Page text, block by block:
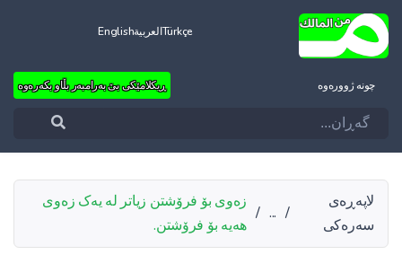
TürkçeالعربيةEnglish
چونه‌ ژووره‌وه‌ ڕیکلامێکی بێ بەرامبەر بڵاو بکەرەوە
لاپەڕەی
سەرەکی
/
...
/
زەوی بۆ فرۆشتن زیاتر لە یەک زەوی
هەیە بۆ فرۆشتن.